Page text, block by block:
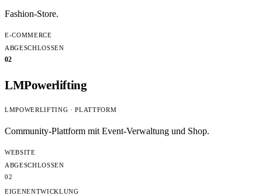
Fashion-Store.
E-COMMERCE
ABGESCHLOSSEN
02
LMPowerlifting
LMPOWERLIFTING · PLATTFORM
Community-Plattform mit Event-Verwaltung und Shop.
WEBSITE
ABGESCHLOSSEN
02
EIGENENTWICKLUNG